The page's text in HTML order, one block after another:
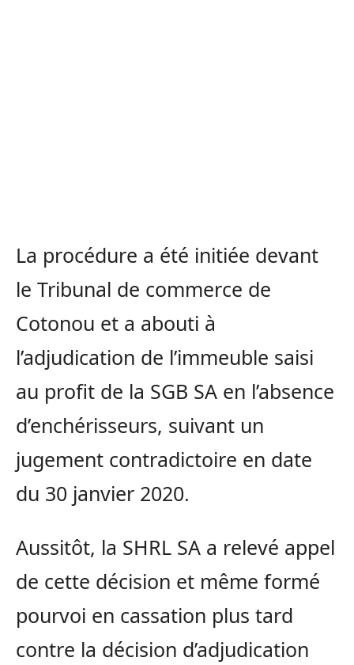
La procédure a été initiée devant
le Tribunal de commerce de
Cotonou et a abouti à
l’adjudication de l’immeuble saisi
au profit de la SGB SA en l’absence
d’enchérisseurs, suivant un
jugement contradictoire en date
du 30 janvier 2020.
Aussitôt, la SHRL SA a relevé appel
de cette décision et même formé
pourvoi en cassation plus tard
contre la décision d’adjudication